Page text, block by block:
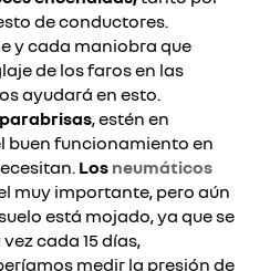
de conductores.
y cada maniobra que
de los faros en las
ayudará en esto.
, estén en
buen funcionamiento en
Los neumáticos
muy importante, pero aún
está mojado, ya que se
cada 15 días,
medir la presión de